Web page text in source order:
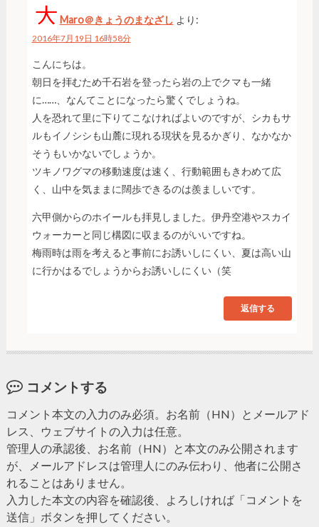
Maro＠きょうのまなざし より:
2016年7月19日 16時58分
こんにちは。
朝日を拝むため千石岩を登ったら岩の上でクマも一緒
に……、なんてことになったら驚くでしょうね。
人を恐れて里に下りてこなければよいのですが、シカもサ
ルもイノシシも山麓に現れる現状を見るかぎり、なかなか
そうもいかないでしょうか。
ツキノワグマの移動速度は速く、行動範囲もきわめて広
く、山中を気ままに闊歩できるのは羨ましいです。
六甲側からのホイールも拝見しました。伊丹空港やスカイ
ウォーカーと同じ構図に収まるのがいいですね。
梅雨時は雨を考えると事前にお誘いしにくい、夏は高い山
に行かはるでしょうからお誘いしにくい（笑
返信する
コメントする
コメント本文の入力のみ必須。お名前（HN）とメールアド
レス、ウェブサイトの入力は任意。
管理人の承認後、お名前（HN）と本文のみ公開されます
が、メールアドレスは管理人にのみ伝わり、他者に公開さ
れることはありません。
入力した本文の内容を確認後、よろしければ「コメントを
送信」ボタンを押してください。